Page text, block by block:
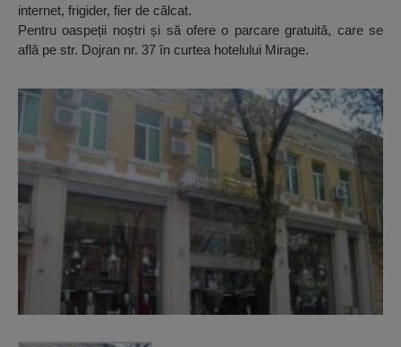
internet, frigider, fier de călcat.
Pentru oaspeții noștri și să ofere o parcare gratuită, care se
află pe str. Dojran nr. 37 în curtea hotelului Mirage.